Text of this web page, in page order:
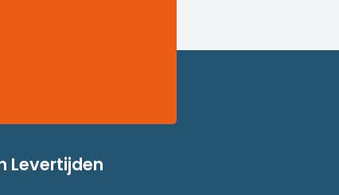
Levertijden